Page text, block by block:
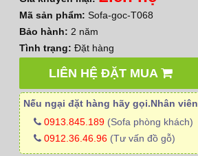
Mã sản phẩm: Sofa-goc-T068
Bảo hành: 2 năm
Tình trạng: Đặt hàng
LIÊN HỆ ĐẶT MUA
Nếu ngại đặt hàng hãy gọi.Nhân viên
0913.845.189(Sofa phòng khách)
0912.36.46.96(Tư vấn đồ gỗ)